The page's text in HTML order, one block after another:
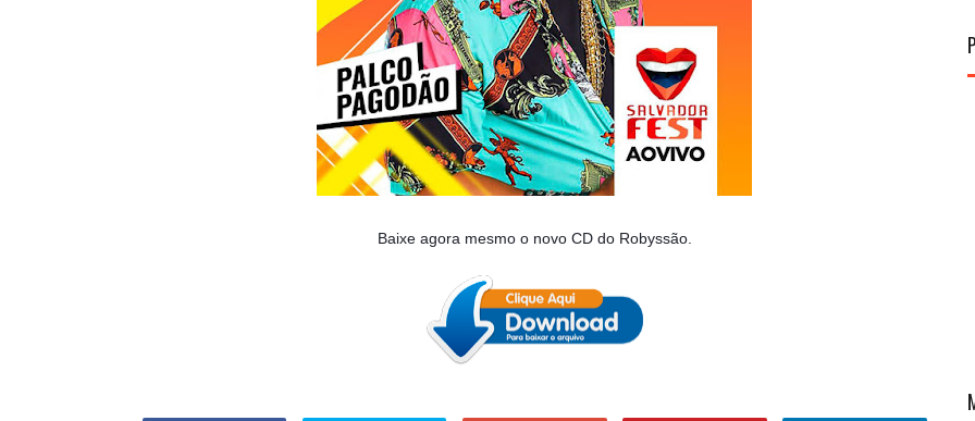
Baixe agora mesmo o novo CD do Robyssão.